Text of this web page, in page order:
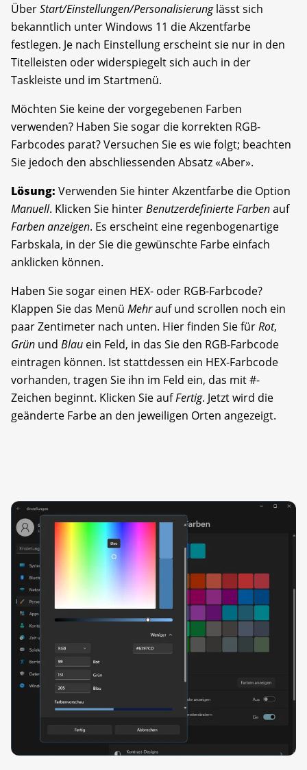
ÜberStart/Einstellungen/Personalisierunglässt sich
bekanntlich unter Windows 11 die Akzentfarbe
festlegen. Je nach Einstellung erscheint sie nur in den
Titelleisten oder widerspiegelt sich auch in der
Taskleiste und im Startmenü.
Möchten Sie keine der vorgegebenen Farben
verwenden? Haben Sie sogar die korrekten RGB-
Farbcodes parat? Versuchen Sie es wie folgt; beachten
Sie jedoch den abschliessenden Absatz «Aber».
Lösung: Verwenden Sie hinter Akzentfarbe die Option
Manuell. Klicken Sie hinterBenutzerdefinierte Farbenauf
Farben anzeigen. Es erscheint eine regenbogenartige
Farbskala, in der Sie die gewünschte Farbe einfach
anklicken können.
Haben Sie sogar einen HEX- oder RGB-Farbcode?
Klappen Sie das Menü Mehrauf und scrollen noch ein
paar Zentimeter nach unten. Hier finden Sie fürRot,
Grün und Blau ein Feld, in das Sie den RGB-Farbcode
eintragen können. Ist stattdessen ein HEX-Farbcode
vorhanden, tragen Sie ihn im Feld ein, das mit #-
Zeichen beginnt. Klicken Sie aufFertig. Jetzt wird die
geänderte Farbe an den jeweiligen Orten angezeigt.